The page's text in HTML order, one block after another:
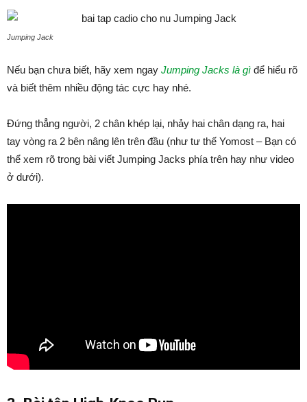
Jumping Jack
Nếu bạn chưa biết, hãy xem ngay Jumping Jacks là gì để hiểu rõ
và biết thêm nhiều động tác cực hay nhé.
Đứng thẳng người, 2 chân khép lại, nhảy hai chân dạng ra, hai
tay vòng ra 2 bên nâng lên trên đầu (như tư thế Yomost – Bạn có
thể xem rõ trong bài viết Jumping Jacks phía trên hay như video
ở dưới).